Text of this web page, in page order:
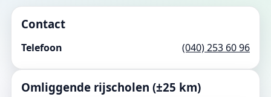
Contact
Telefoon (040) 253 60 96
Omliggende rijscholen (±25 km)